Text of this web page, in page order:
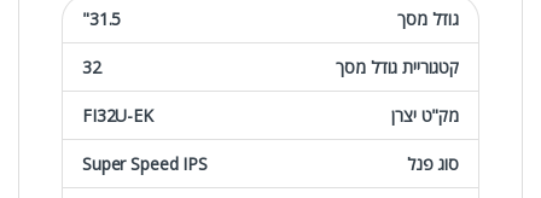
גודל מסך 31.5"
קטגוריית גודל מסך 32
מק"ט יצרן FI32U-EK
סוג פנל Super Speed IPS